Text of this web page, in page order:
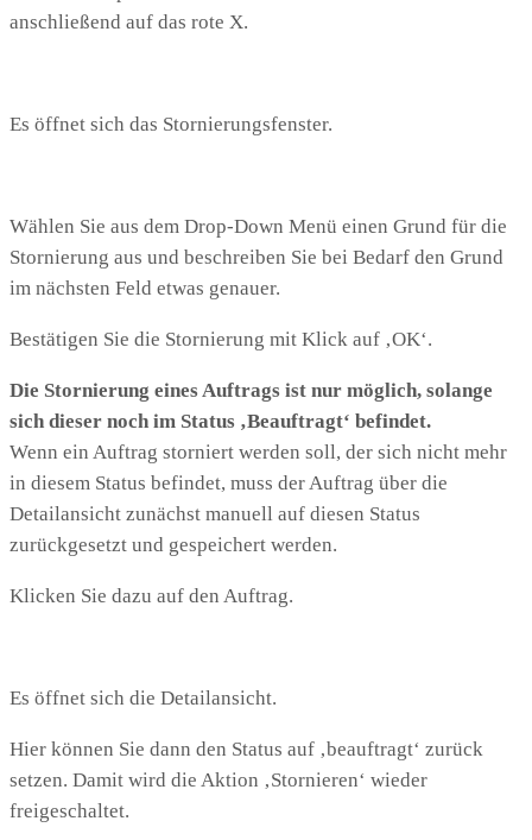
anschließend auf das rote X.
Es öffnet sich das Stornierungsfenster.
Wählen Sie aus dem Drop-Down Menü einen Grund für die
Stornierung aus und beschreiben Sie bei Bedarf den Grund
im nächsten Feld etwas genauer.
Bestätigen Sie die Stornierung mit Klick auf ‚OK‘.
Die Stornierung eines Auftrags ist nur möglich, solange
sich dieser noch im Status ‚Beauftragt‘ befindet.
Wenn ein Auftrag storniert werden soll, der sich nicht mehr
in diesem Status befindet, muss der Auftrag über die
Detailansicht zunächst manuell auf diesen Status
zurückgesetzt und gespeichert werden.
Klicken Sie dazu auf den Auftrag.
Es öffnet sich die Detailansicht.
Hier können Sie dann den Status auf ‚beauftragt‘ zurück
setzen. Damit wird die Aktion ‚Stornieren‘ wieder
freigeschaltet.